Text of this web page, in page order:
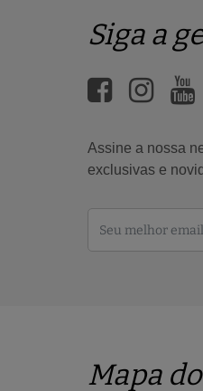
Siga a
Assine a nossa
exclusivas e
Mapa